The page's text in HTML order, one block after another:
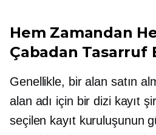
Hem Zamandan
Çabadan Tasarruf
Genellikle, bir alan satın
alan adı için bir dizi kayıt
seçilen kayıt kuruluşunun